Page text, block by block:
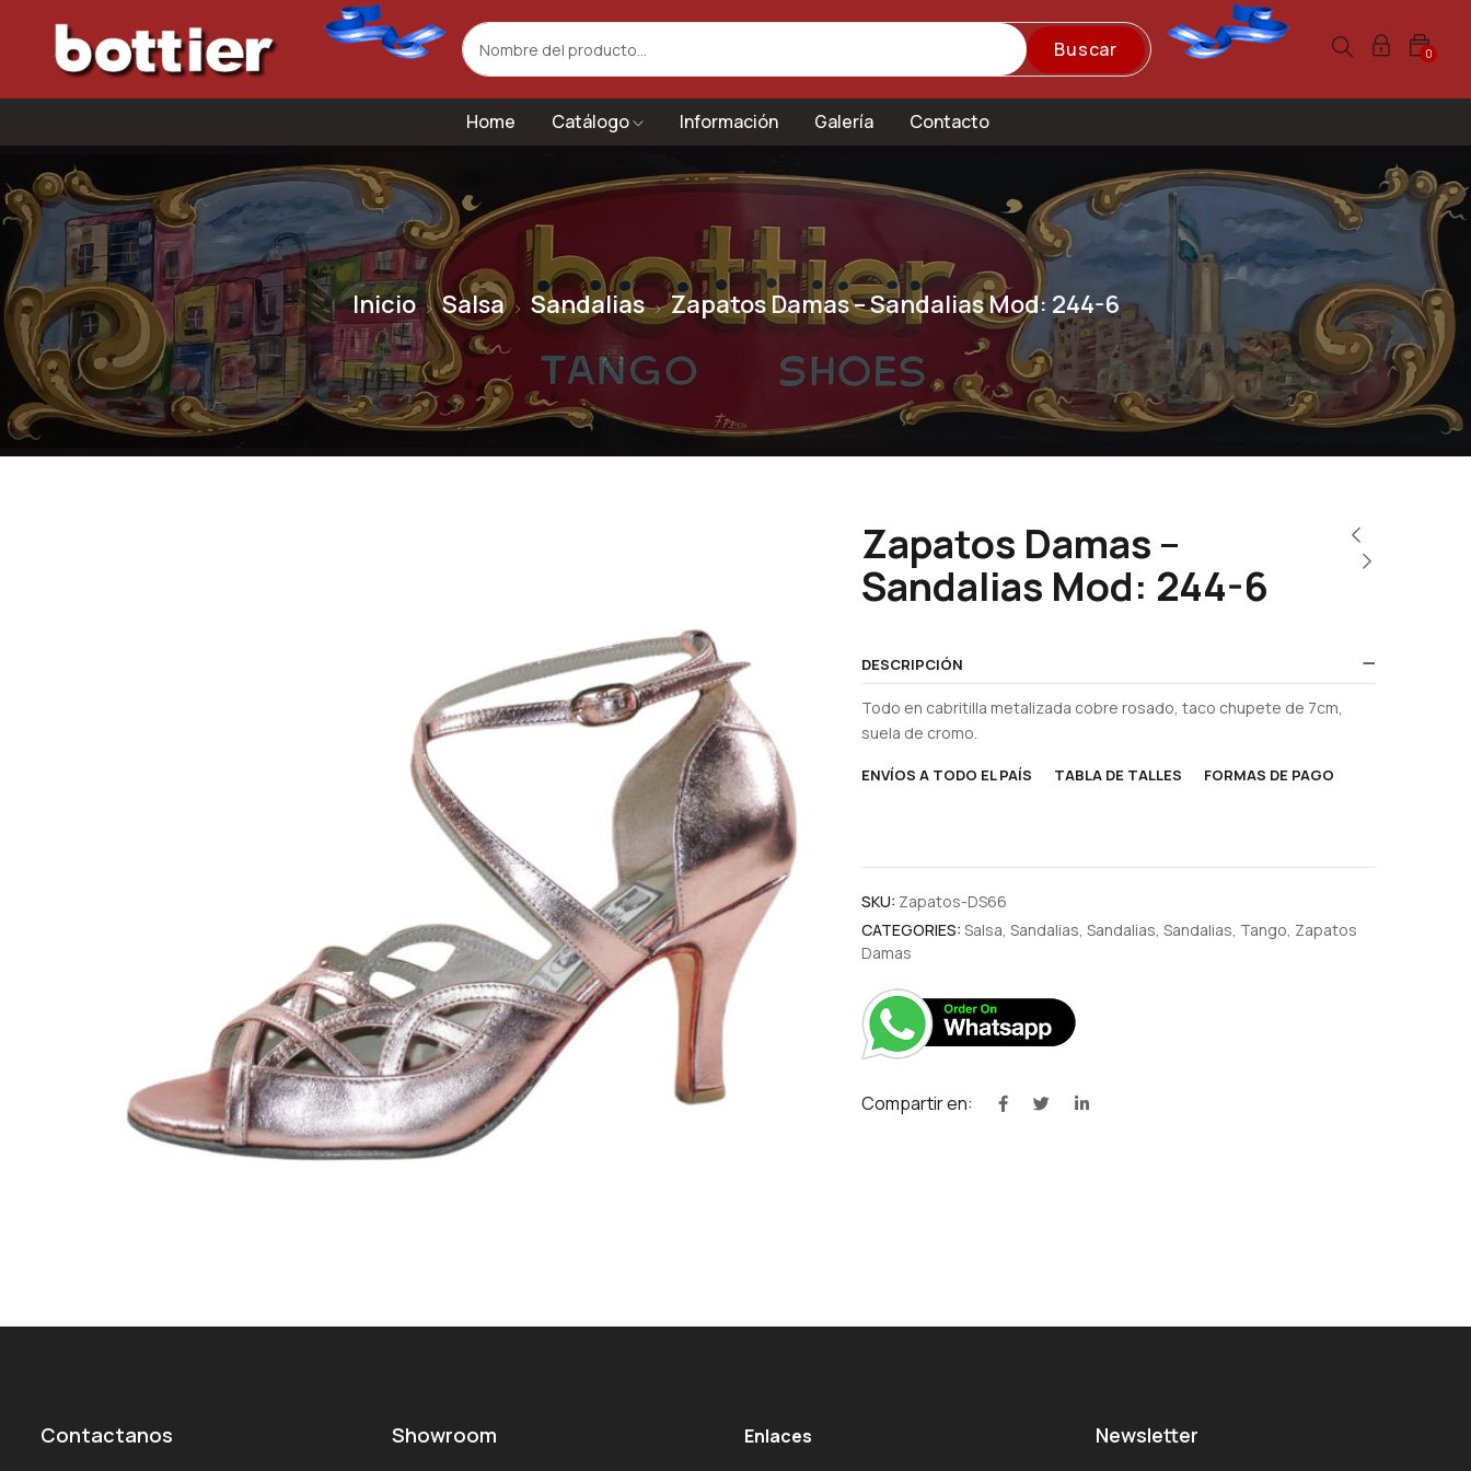
Buscar 0
Home Catálogo Información Galería Contacto
Inicio Salsa Sandalias Zapatos Damas – Sandalias Mod: 244-6
Zapatos Damas –
Sandalias Mod: 244-6
DESCRIPCIÓN
Todo en cabritilla metalizada cobre rosado, taco chupete de 7cm,
suela de cromo.
ENVÍOS A TODO EL PAÍS TABLA DE TALLES FORMAS DE PAGO
SKU: Zapatos-DS66
CATEGORIES: Salsa, Sandalias, Sandalias, Sandalias, Tango, Zapatos
Damas
Compartir en:
Contactanos Showroom Enlaces Newsletter